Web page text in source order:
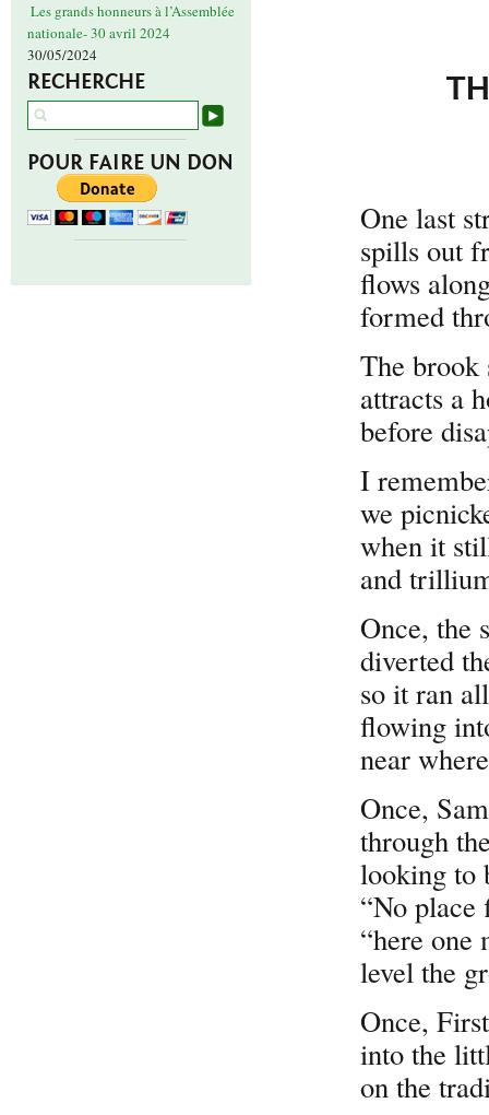
Les grands honneurs à l’Assemblée
nationale- 30 avril 2024
30/05/2024
RECHERCHE
POUR FAIRE UN DON
One last
spills out
flows
formed
The
attracts a
before
I
we
when it
and
Once, the
diverted
so it ran
flowing
near
Once,
through
looking to
“No place
“here one
level the
Once,
into the
on the